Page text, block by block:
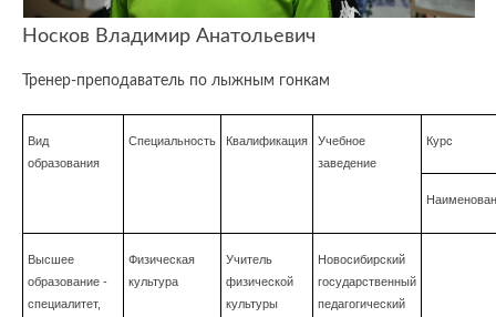
Носков Владимир Анатольевич
Тренер-преподаватель по лыжным гонкам
Вид
образования
Специальность Квалификация
Учебное
заведение
Курс
Высшее
образование -
специалитет,
Физическая
культура
Учитель
физической
культуры
Новосибирский
государственный
педагогический